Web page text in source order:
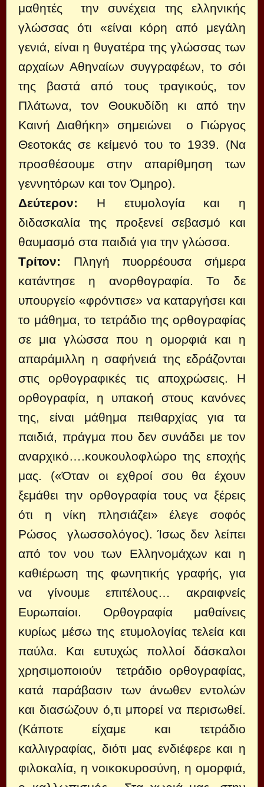
μαθητές την συνέχεια της ελληνικής
γλώσσας ότι «είναι κόρη από μεγάλη
γενιά, είναι η θυγατέρα της γλώσσας των
αρχαίων Αθηναίων συγγραφέων, το σόι
της βαστά από τους τραγικούς, τον
Πλάτωνα, τον Θουκυδίδη κι από την
Καινή Διαθήκη» σημειώνει ο Γιώργος
Θεοτοκάς σε κείμενό του το 1939. (Να
προσθέσουμε στην απαρίθμηση των
γεννητόρων και τον Όμηρο).
Δεύτερον: Η ετυμολογία και η
διδασκαλία της προξενεί σεβασμό και
θαυμασμό στα παιδιά για την γλώσσα.
Τρίτον: Πληγή πυορρέουσα σήμερα
κατάντησε η ανορθογραφία. Το δε
υπουργείο «φρόντισε» να καταργήσει και
το μάθημα, το τετράδιο της ορθογραφίας
σε μια γλώσσα που η ομορφιά και η
απαράμιλλη η σαφήνειά της εδράζονται
στις ορθογραφικές τις αποχρώσεις. Η
ορθογραφία, η υπακοή στους κανόνες
της, είναι μάθημα πειθαρχίας για τα
παιδιά, πράγμα που δεν συνάδει με τον
αναρχικό….κουκουλοφλώρο της εποχής
μας. («Όταν οι εχθροί σου θα έχουν
ξεμάθει την ορθογραφία τους να ξέρεις
ότι η νίκη πλησιάζει» έλεγε σοφός
Ρώσος γλωσσολόγος). Ίσως δεν λείπει
από τον νου των Ελληνομάχων και η
καθιέρωση της φωνητικής γραφής, για
να γίνουμε επιτέλους… ακραιφνείς
Ευρωπαίοι. Ορθογραφία μαθαίνεις
κυρίως μέσω της ετυμολογίας τελεία και
παύλα. Και ευτυχώς πολλοί δάσκαλοι
χρησιμοποιούν τετράδιο ορθογραφίας,
κατά παράβασιν των άνωθεν εντολών
και διασώζουν ό,τι μπορεί να περισωθεί.
(Κάποτε είχαμε και τετράδιο
καλλιγραφίας, διότι μας ενδιέφερε και η
φιλοκαλία, η νοικοκυροσύνη, η ομορφιά,